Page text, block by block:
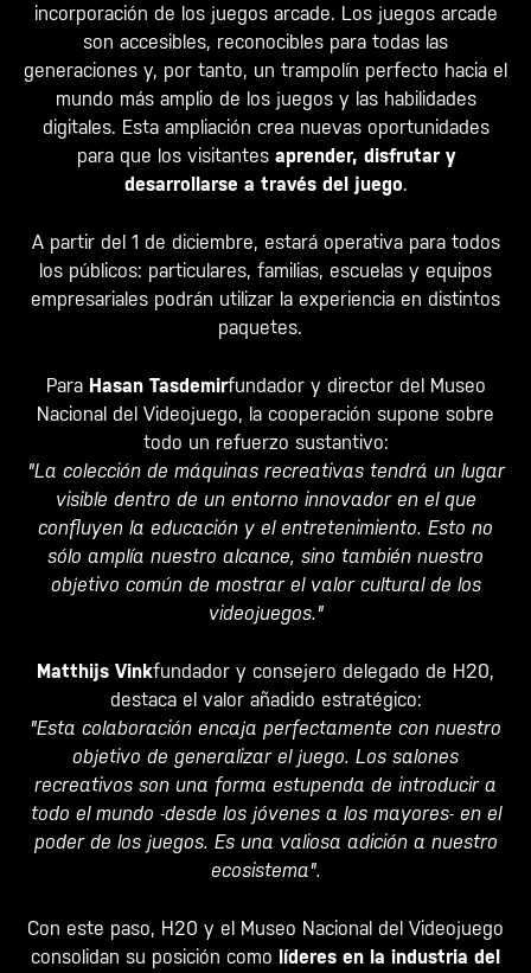
incorporación de los juegos arcade. Los juegos arcade
son accesibles, reconocibles para todas las
generaciones y, por tanto, un trampolín perfecto hacia el
mundo más amplio de los juegos y las habilidades
digitales. Esta ampliación crea nuevas oportunidades
para que los visitantes aprender, disfrutar y
desarrollarse a través del juego.
A partir del 1 de diciembre, estará operativa para todos
los públicos: particulares, familias, escuelas y equipos
empresariales podrán utilizar la experiencia en distintos
paquetes.
Para Hasan Tasdemirfundador y director del Museo
Nacional del Videojuego, la cooperación supone sobre
todo un refuerzo sustantivo:
"La colección de máquinas recreativas tendrá un lugar
visible dentro de un entorno innovador en el que
confluyen la educación y el entretenimiento. Esto no
sólo amplía nuestro alcance, sino también nuestro
objetivo común de mostrar el valor cultural de los
videojuegos."
Matthijs Vinkfundador y consejero delegado de H20,
destaca el valor añadido estratégico:
"Esta colaboración encaja perfectamente con nuestro
objetivo de generalizar el juego. Los salones
recreativos son una forma estupenda de introducir a
todo el mundo -desde los jóvenes a los mayores- en el
poder de los juegos. Es una valiosa adición a nuestro
ecosistema".
Con este paso, H20 y el Museo Nacional del Videojuego
consolidan su posición como líderes en la industria del